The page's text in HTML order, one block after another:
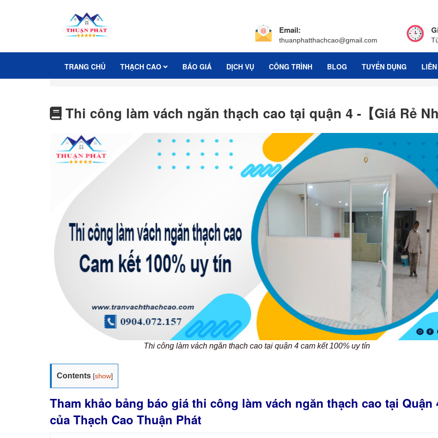
Email:
thuanphatthachcao@gmail.com
TRANG CHỦ THẠCH CAO BÁO GIÁ DỊCH VỤ CÔNG TRÌNH BLOG TUYỂN DỤNG
Thi công làm vách ngăn thạch cao tại quận 4 -【Giá Rẻ
Thi công làm vách ngăn thạch cao tại quận 4 cam kết 100% uy tín
Contents [show]
Tham khảo bảng báo giá thi công làm vách ngăn thạch cao tại Quận
của Thạch Cao Thuận Phát